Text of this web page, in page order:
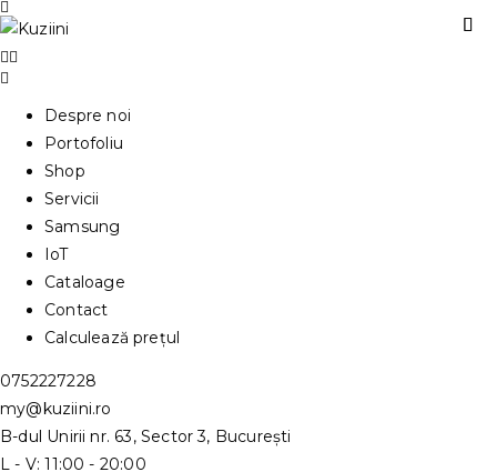
Despre noi
Portofoliu
Shop
Servicii
Samsung
IoT
Cataloage
Contact
Calculează prețul
0752227228
my@kuziini.ro
B-dul Unirii nr. 63, Sector 3, București
L - V: 11:00 - 20:00